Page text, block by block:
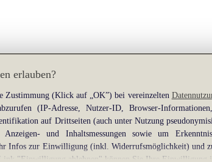
erlauben?
Zustimmung (Klick auf „OK”) bei vereinzelten
(IP-Adresse, Nutzer-ID, Browser-
auf Drittseiten (auch unter Nutzung
und Inhaltsmessungen sowie um
Infos zur Einwilligung (inkl. Widerrufsmöglichkeit) und
"Einwilligung ablehnen" können Sie Ihre Einwilligung